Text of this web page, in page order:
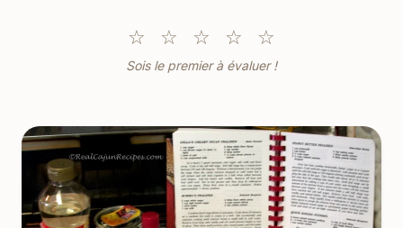
☆ ☆ ☆ ☆ ☆
Sois le premier à évaluer !